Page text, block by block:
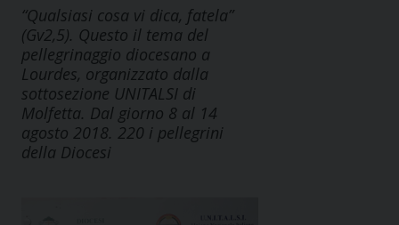
“Qualsiasi cosa vi dica, fatela”
(Gv2,5). Questo il tema del
pellegrinaggio diocesano a
Lourdes, organizzato dalla
sottosezione UNITALSI di
Molfetta. Dal giorno 8 al 14
agosto 2018. 220 i pellegrini
della Diocesi